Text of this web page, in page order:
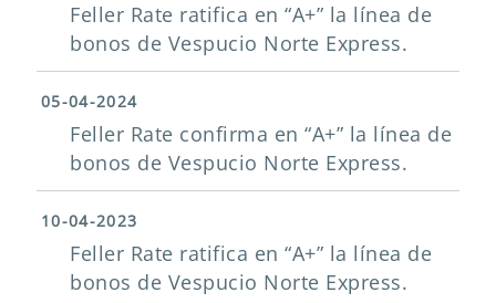
Feller Rate ratifica en “A+” la línea de
bonos de Vespucio Norte Express.
05-04-2024
Feller Rate confirma en “A+” la línea de
bonos de Vespucio Norte Express.
10-04-2023
Feller Rate ratifica en “A+” la línea de
bonos de Vespucio Norte Express.